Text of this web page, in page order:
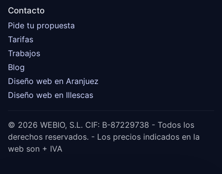
Contacto
Pide tu propuesta
Tarifas
Trabajos
Blog
Diseño web en Aranjuez
Diseño web en Illescas
© 2026 WEBIO, S.L. CIF: B-87229738 - Todos los
derechos reservados. - Los precios indicados en la
web son + IVA